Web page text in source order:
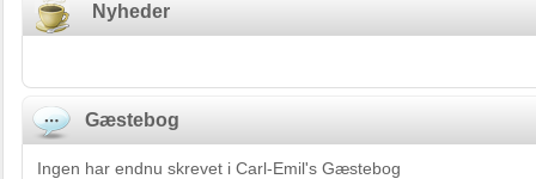
Nyheder
Gæstebog
Ingen har endnu skrevet i Carl-Emil's Gæstebog